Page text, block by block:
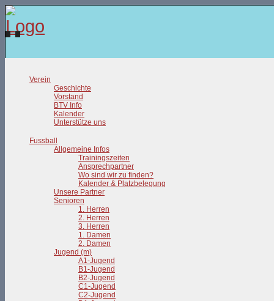
Verein
Geschichte
Vorstand
BTV Info
Kalender
Unterstütze uns
Fussball
Allgemeine Infos
Trainingszeiten
Ansprechpartner
Wo sind wir zu finden?
Kalender & Platzbelegung
Unsere Partner
Senioren
1. Herren
2. Herren
3. Herren
1. Damen
2. Damen
Jugend (m)
A1-Jugend
B1-Jugend
B2-Jugend
C1-Jugend
C2-Jugend